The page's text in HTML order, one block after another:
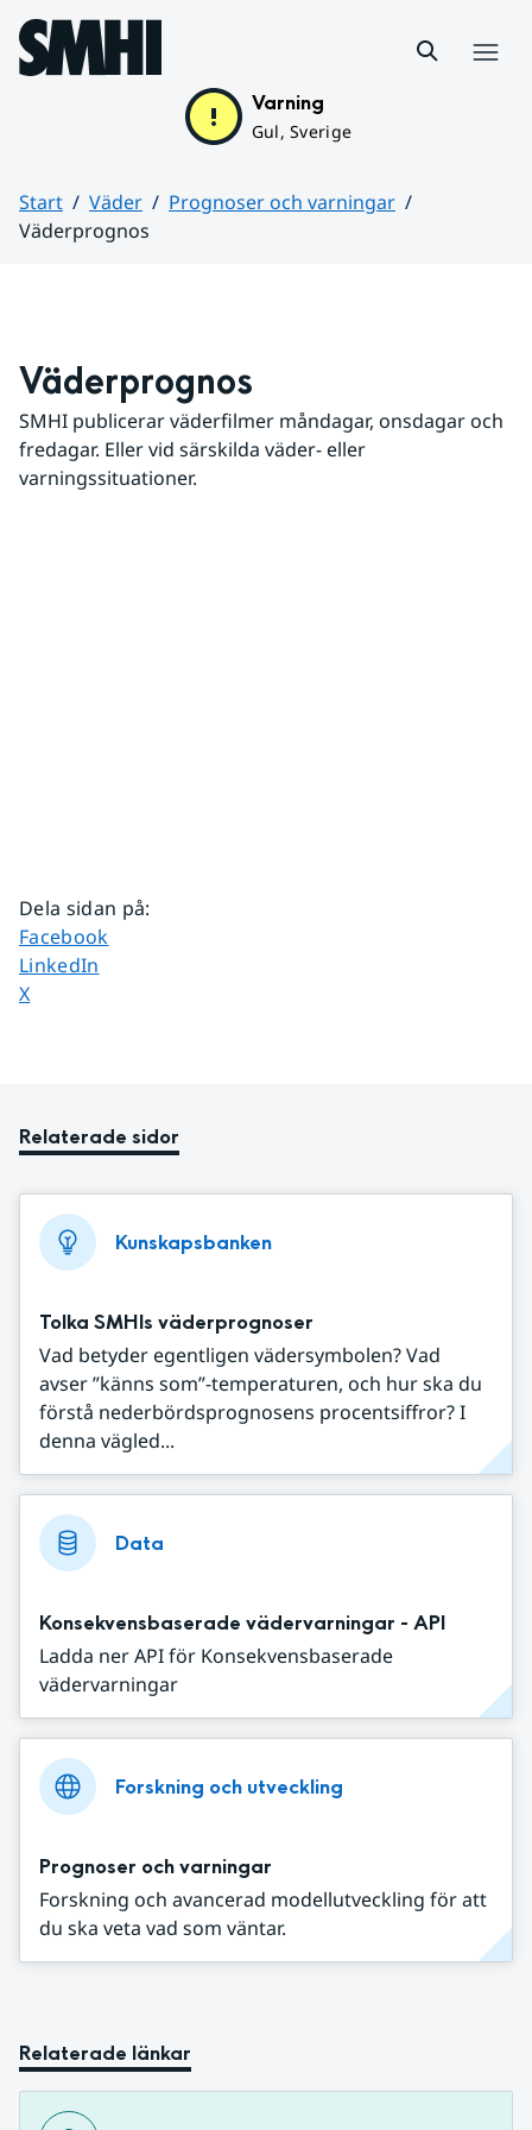
Hoppa till sidans innehåll
Varning
Gul, Sverige
Start Väder
Prognoser och varningar
Väderprognos
Väderprognos
SMHI publicerar väderfilmer måndagar, onsdagar och
fredagar. Eller vid särskilda väder- eller
varningssituationer.
Dela sidan på:
Dela sidan på
Facebook
Dela sidan på
LinkedIn
Dela sidan på
X
Relaterade sidor
Kunskapsbanken
Tolka SMHIs väderprognoser
Vad betyder egentligen vädersymbolen? Vad
avser ”känns som”-temperaturen, och hur ska du
förstå nederbördsprognosens procentsiffror? I
denna vägled...
Data
Konsekvensbaserade vädervarningar - API
Ladda ner API för Konsekvensbaserade
vädervarningar
Forskning och utveckling
Prognoser och varningar
Forskning och avancerad modellutveckling för att
du ska veta vad som väntar.
Relaterade länkar